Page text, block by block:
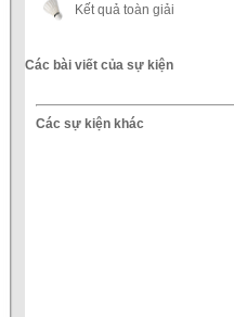
Kết quả toàn giải
Các bài viết của sự kiện
Các sự kiện khác